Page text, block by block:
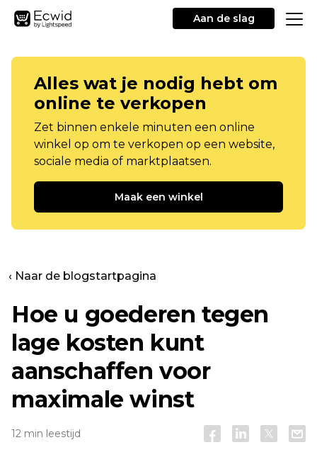
Aan de slag
Alles wat je nodig hebt om
online te verkopen
Zet binnen enkele minuten een online
winkel op om te verkopen op een website,
sociale media of marktplaatsen.
Maak een winkel
‹ Naar de blogstartpagina
Hoe u goederen tegen
lage kosten kunt
aanschaffen voor
maximale winst
12 min leestijd